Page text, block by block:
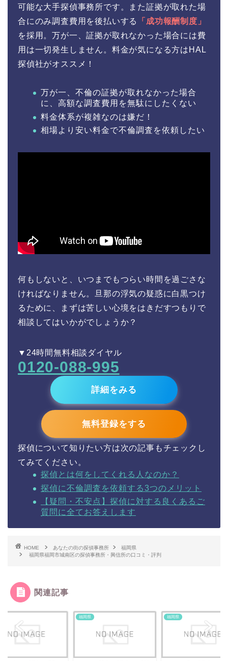
可能な大手探偵事務所です。また証拠が取れた場
合にのみ調査費用を後払いする
「成功報酬制度」
を採用。万が一、証拠が取れなかった場合には費
用は一切発生しません。料金が気になる方はHAL
探偵社がオススメ！
万が一、不倫の証拠が取れなかった場合
に、高額な調査費用を無駄にしたくない
料金体系が複雑なのは嫌だ！
相場より安い料金で不倫調査を依頼したい
何もしないと、いつまでもつらい時間を過ごさな
ければなりません。旦那の浮気の疑惑に白黒つけ
るために、まずは苦しい心境をはきだすつもりで
相談してはいかがでしょうか？
▼24時間無料相談ダイヤル
0120-088-995
詳細をみる
無料登録をする
探偵について知りたい方は次の記事もチェックし
てみてください。
探偵とは何をしてくれる人なのか？
探偵に不倫調査を依頼する3つのメリット
【疑問・不安点】探偵に対する良くあるご
質問に全てお答えします
HOME あなたの街の探偵事務所
福岡県
福岡県福岡市城南区の探偵事務所・興信所の口コミ・評判
関連記事
福岡県 福岡県